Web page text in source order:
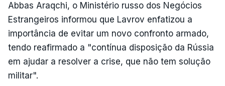
Abbas Araqchi, o Ministério russo dos Negócios
Estrangeiros informou que Lavrov enfatizou a
importância de evitar um novo confronto armado,
tendo reafirmado a "contínua disposição da Rússia
em ajudar a resolver a crise, que não tem solução
militar".